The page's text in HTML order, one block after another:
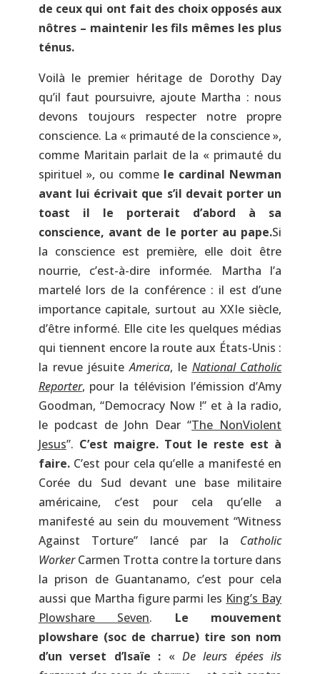
de ceux qui ont fait des choix opposés aux
nôtres – maintenir les fils mêmes les plus
ténus.
Voilà le premier héritage de Dorothy Day
qu’il faut poursuivre, ajoute Martha : nous
devons toujours respecter notre propre
conscience. La « primauté de la conscience »,
comme Maritain parlait de la « primauté du
spirituel », ou comme le cardinal Newman
avant lui écrivait que s’il devait porter un
toast il le porterait d’abord à sa
conscience, avant de le porter au pape.Si
la conscience est première, elle doit être
nourrie, c’est-à-dire informée. Martha l’a
martelé lors de la conférence : il est d’une
importance capitale, surtout au XXIe siècle,
d’être informé. Elle cite les quelques médias
qui tiennent encore la route aux États-Unis :
la revue jésuiteAmerica, le National Catholic
Reporter, pour la télévision l’émission d’Amy
Goodman, “Democracy Now !” et à la radio,
le podcast de John Dear “The NonViolent
Jesus”. C’est maigre. Tout le reste est à
faire.C’est pour cela qu’elle a manifesté en
Corée du Sud devant une base militaire
américaine, c’est pour cela qu’elle a
manifesté au sein du mouvement “Witness
Against Torture” lancé par la Catholic
WorkerCarmen Trotta contre la torture dans
la prison de Guantanamo, c’est pour cela
aussi que Martha figure parmi les King’s Bay
Plowshare Seven. Le mouvement
plowshare (soc de charrue) tire son nom
d’un verset d’Isaïe : « De leurs épées ils